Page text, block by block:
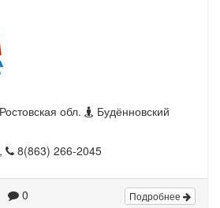
обл.
Будённовский
8(863) 266-2045
0 Подробнее